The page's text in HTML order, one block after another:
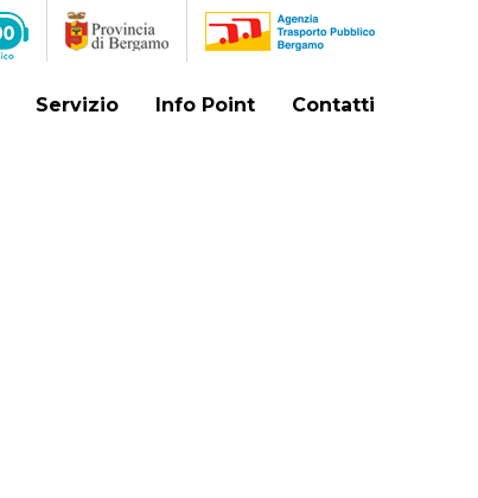
Servizio Info Point Contatti